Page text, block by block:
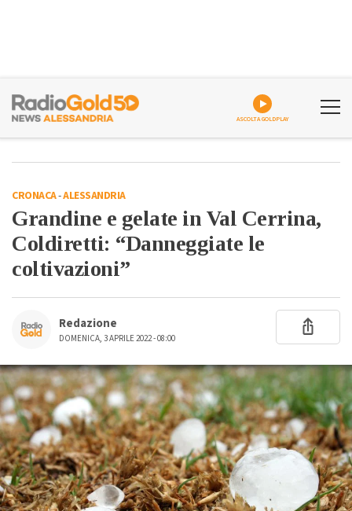
ASCOLTA GOLDPLAY
CRONACA-ALESSANDRIA
Grandine e gelate in Val Cerrina,
Coldiretti: “Danneggiate le
coltivazioni”
Redazione
DOMENICA, 3 APRILE 2022 - 08:00